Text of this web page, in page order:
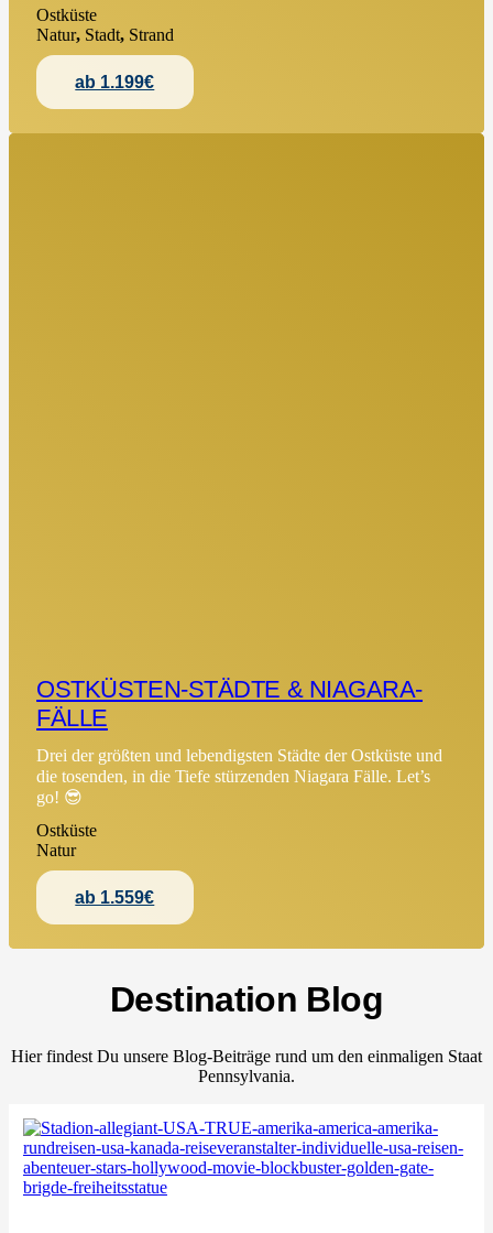
Ostküste
Natur, Stadt, Strand
ab 1.199€
OSTKÜSTEN-STÄDTE & NIAGARA-
FÄLLE
Drei der größten und lebendigsten Städte der Ostküste und
die tosenden, in die Tiefe stürzenden Niagara Fälle. Let’s
go! 😎
Ostküste
Natur
ab 1.559€
Destination Blog
Hier findest Du unsere Blog-Beiträge rund um den einmaligen Staat
Pennsylvania.